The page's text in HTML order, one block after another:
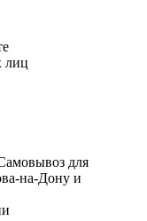
лиц
для
на-Дону и